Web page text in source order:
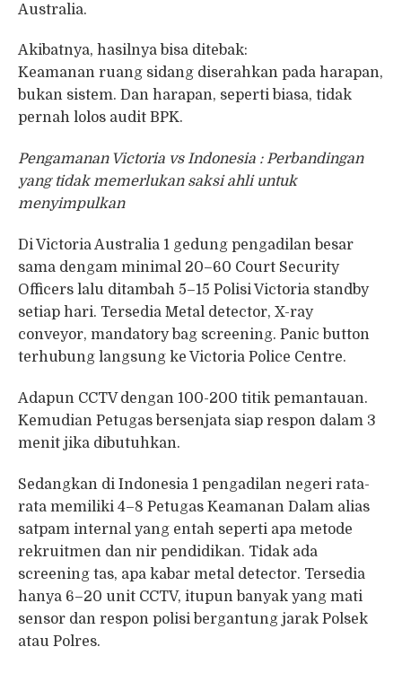
Australia.
Akibatnya, hasilnya bisa ditebak:
Keamanan ruang sidang diserahkan pada harapan,
bukan sistem. Dan harapan, seperti biasa, tidak
pernah lolos audit BPK.
Pengamanan Victoria vs Indonesia : Perbandingan
yang tidak memerlukan saksi ahli untuk
menyimpulkan
Di Victoria Australia 1 gedung pengadilan besar
sama dengam minimal 20–60 Court Security
Officers lalu ditambah 5–15 Polisi Victoria standby
setiap hari. Tersedia Metal detector, X-ray
conveyor, mandatory bag screening. Panic button
terhubung langsung ke Victoria Police Centre.
Adapun CCTV dengan 100-200 titik pemantauan.
Kemudian Petugas bersenjata siap respon dalam 3
menit jika dibutuhkan.
Sedangkan di Indonesia 1 pengadilan negeri rata-
rata memiliki 4–8 Petugas Keamanan Dalam alias
satpam internal yang entah seperti apa metode
rekruitmen dan nir pendidikan. Tidak ada
screening tas, apa kabar metal detector. Tersedia
hanya 6–20 unit CCTV, itupun banyak yang mati
sensor dan respon polisi bergantung jarak Polsek
atau Polres.